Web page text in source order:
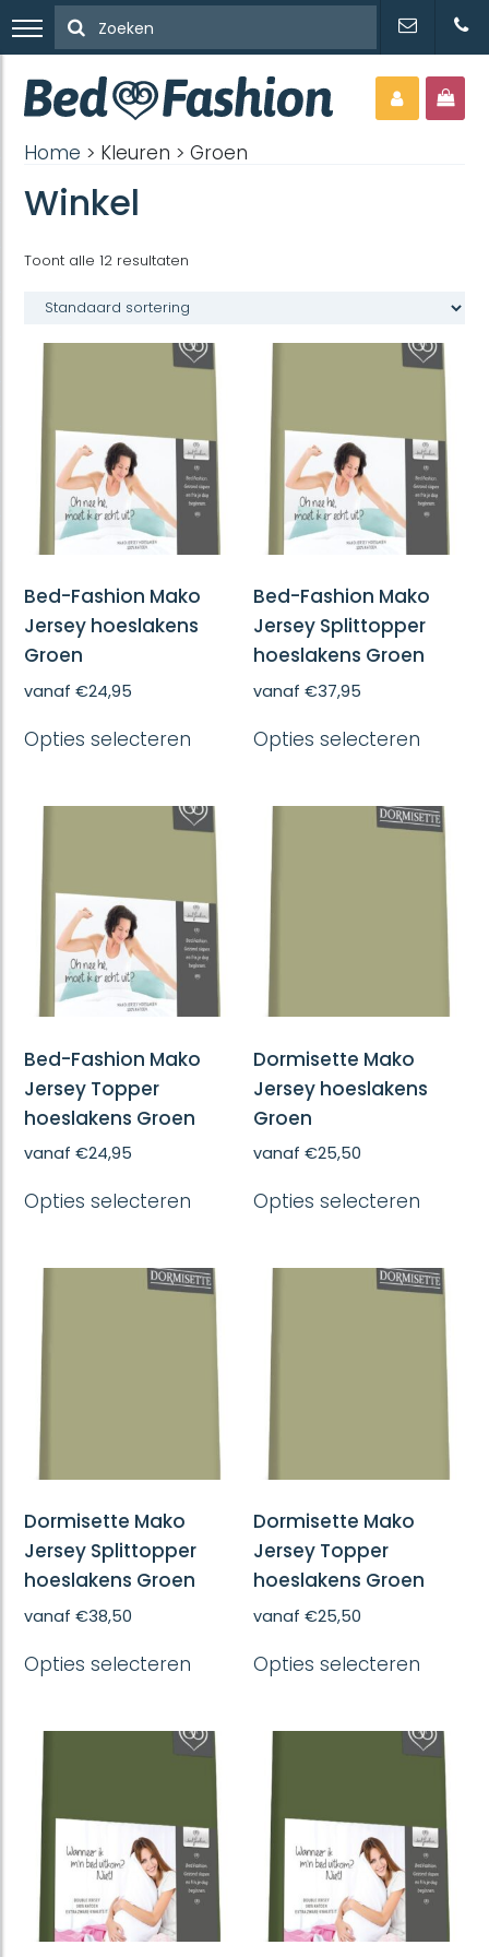
Home > Kleuren > Groen
Winkel
Toont alle 12 resultaten
Bed-Fashion Mako
Jersey hoeslakens
Groen
vanaf€24,95
Opties selecteren product
variaties.
Deze
optie
kan
worden
op
de
productpagina
Bed-Fashion Mako
Jersey Splittopper
hoeslakens Groen
vanaf€37,95
Opties selecteren
Deze
kan
Bed-Fashion Mako
Jersey Topper
hoeslakens Groen
vanaf€24,95
Opties selecteren product
variaties.
Deze
kan
gekozen
worden
productpagina
Dormisette Mako
Jersey hoeslakens
Groen
vanaf€25,50
Opties selecteren
Deze
kan
Dormisette Mako
Jersey Splittopper
hoeslakens Groen
vanaf€38,50
Opties selecteren product
variaties.
Deze
optie
kan
gekozen
worden
op
de
productpagina
Dormisette Mako
Jersey Topper
hoeslakens Groen
vanaf€25,50
Opties selecteren
Deze
optie
kan
op
de